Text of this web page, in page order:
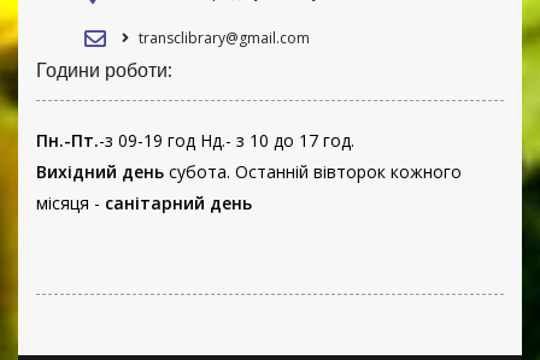
transclibrary@gmail.com
Години роботи:
Пн.-Пт.-з 09-19 год Нд.- з 10 до 17 год.
Вихідний день субота. Останній вівторок кожного
місяця - санітарний день